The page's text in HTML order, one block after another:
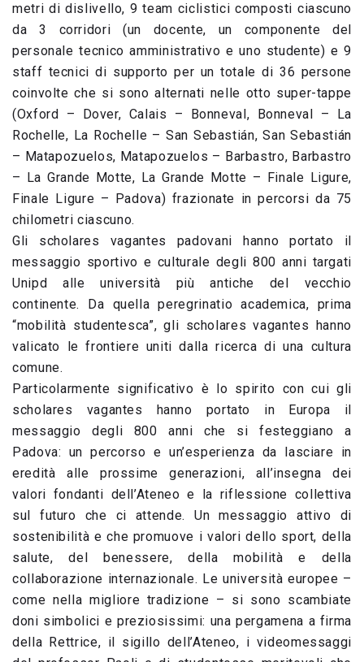
metri di dislivello, 9 team ciclistici composti ciascuno
da 3 corridori (un docente, un componente del
personale tecnico amministrativo e uno studente) e 9
staff tecnici di supporto per un totale di 36 persone
coinvolte che si sono alternati nelle otto super-tappe
(Oxford – Dover, Calais – Bonneval, Bonneval – La
Rochelle, La Rochelle – San Sebastián, San Sebastián
– Matapozuelos, Matapozuelos – Barbastro, Barbastro
– La Grande Motte, La Grande Motte – Finale Ligure,
Finale Ligure – Padova) frazionate in percorsi da 75
chilometri ciascuno.
Gli scholares vagantes padovani hanno portato il
messaggio sportivo e culturale degli 800 anni targati
Unipd alle università più antiche del vecchio
continente. Da quella peregrinatio academica, prima
“mobilità studentesca”, gli scholares vagantes hanno
valicato le frontiere uniti dalla ricerca di una cultura
comune.
Particolarmente significativo è lo spirito con cui gli
scholares vagantes hanno portato in Europa il
messaggio degli 800 anni che si festeggiano a
Padova: un percorso e un’esperienza da lasciare in
eredità alle prossime generazioni, all’insegna dei
valori fondanti dell’Ateneo e la riflessione collettiva
sul futuro che ci attende. Un messaggio attivo di
sostenibilità e che promuove i valori dello sport, della
salute, del benessere, della mobilità e della
collaborazione internazionale. Le università europee –
come nella migliore tradizione – si sono scambiate
doni simbolici e preziosissimi: una pergamena a firma
della Rettrice, il sigillo dell’Ateneo, i videomessaggi